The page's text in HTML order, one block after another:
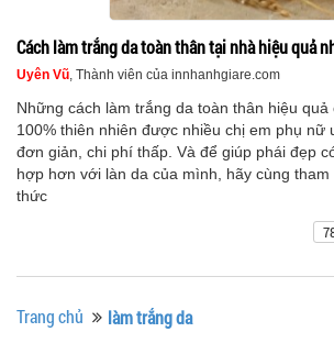
Cách làm trắng da toàn thân tại nhà hiệu quả
Uyên Vũ, Thành viên của innhanhgiare.com
Những cách làm trắng da toàn thân hiệu
100% thiên nhiên được nhiều chị em phụ nữ
đơn giản, chi phí thấp. Và để giúp phái đẹp
hợp hơn với làn da của mình, hãy cùng
thức
Trang chủ làm trắng da